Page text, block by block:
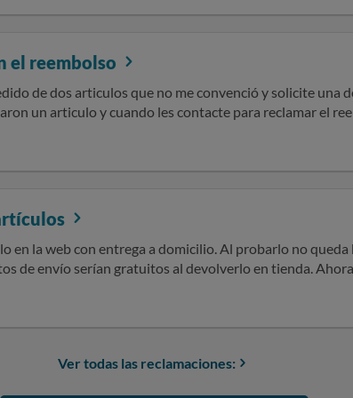
de las prendas se debería realizar. Mi reclamación,
de la información, a lo que se refiere a devoluciones.
el reembolso
de dos articulos que no me convenció y solicite una
un articulo y cuando les contacte para reclamar el
una prenda. El paquete que deposite en la oficina de
juntas. En Correos me pidieron detalles del
en la web con entrega a domicilio. Al probarlo no
de envío serían gratuitos al devolverlo en tienda.
por correos con un coste aproximado de 40€
Ver todas las reclamaciones: